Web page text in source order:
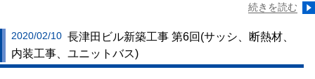
続きを読む
2020/02/10 長津田ビル新築工事 第6回(サッシ、断熱材、
内装工事、ユニットバス)